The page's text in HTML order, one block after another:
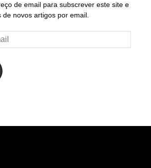
de email para subscrever este site e
de novos artigos por email.